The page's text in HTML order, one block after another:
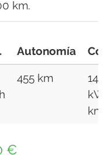
km.
Autonomía
455 km
14,9
km
€